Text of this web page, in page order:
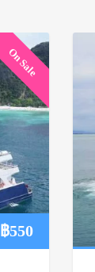
On Sale
฿550Price